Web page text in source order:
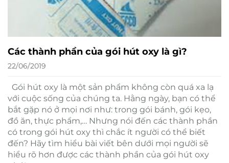
Các thành phần của gói hút oxy là gì?
22/06/2019
Gói hút oxy là một sản phẩm không còn quá xa lạ
với cuộc sống của chúng ta. Hằng ngày, bạn có thể
bắt gặp nó ở mọi nơi như: trong gói bánh, gói kẹo,
đồ ăn, thực phẩm,… Nhưng nói đến các thành phần
có trong gói hút oxy thì chắc ít người có thể biết
đến? Hãy tìm hiểu bài viết bên dưới mọi người sẽ
hiểu rõ hơn được các thành phần của gói hút oxy